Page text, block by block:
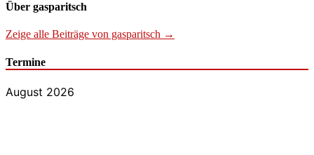
Über gasparitsch
Zeige alle Beiträge von gasparitsch →
Termine
August 2026